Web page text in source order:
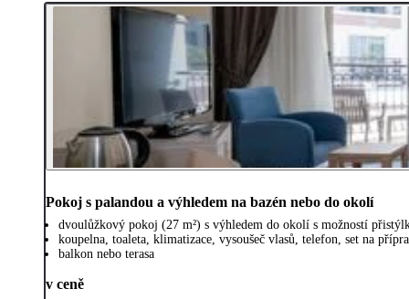
Pokoj s palandou a výhledem na bazén nebo do okolí
dvoulůžkový pokoj (27 m²) s výhledem do okolí s možností
koupelna, toaleta, klimatizace, vysoušeč vlasů, telefon, set na
balkon nebo terasa
v ceně